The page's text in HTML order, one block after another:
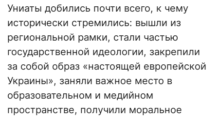
Униаты добились почти всего, к чему
исторически стремились: вышли из
региональной рамки, стали частью
государственной идеологии, закрепили
за собой образ «настоящей европейской
Украины», заняли важное место в
образовательном и медийном
пространстве, получили моральное